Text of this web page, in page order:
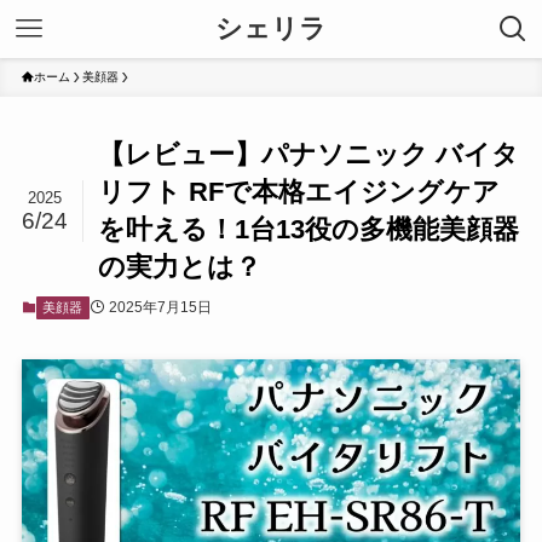
シェリラ
ホーム 美顔器
【レビュー】パナソニック バイタ
リフト RFで本格エイジングケア
を叶える！1台13役の多機能美顔器
の実力とは？
2025
6/24
美顔器 2025年7月15日